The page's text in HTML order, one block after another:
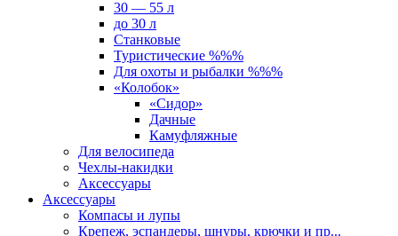
30 — 55 л
до 30 л
Станковые
Туристические %%%
Для охоты и рыбалки %%%
«Колобок»
«Сидор»
Дачные
Камуфляжные
Для велосипеда
Чехлы-накидки
Аксессуары
Аксессуары
Компасы и лупы
Крепеж, эспандеры, шнуры, крючки и пр...